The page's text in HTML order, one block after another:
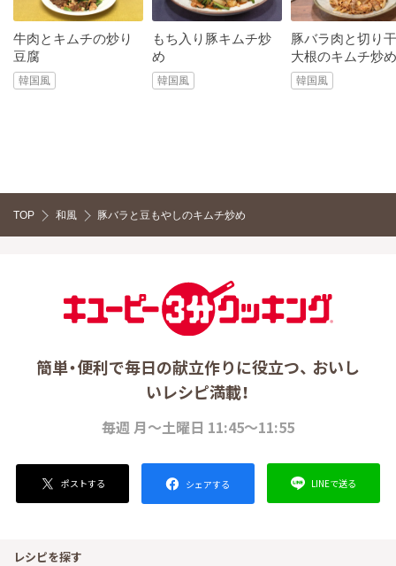
牛肉とキムチの炒り
豆腐
韓国風
もち入り豚キムチ炒
め
韓国風
豚バラ肉と切り
大根のキムチ炒
韓国風
TOP 和風 豚バラと豆もやしのキムチ炒め
簡単・便利で毎日の献立作りに役立つ、 おいし
いレシピ満載！
毎週 月～土曜日 11:45～11:55
ポストする シェアする LINEで送る
レシピを探す